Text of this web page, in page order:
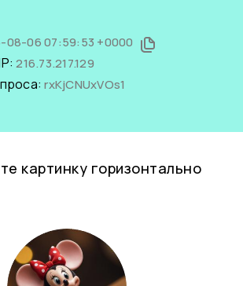
08-06 07:59:53 +0000
216.73.217.129
rxKjCNUxVOs1
картинку горизонтально